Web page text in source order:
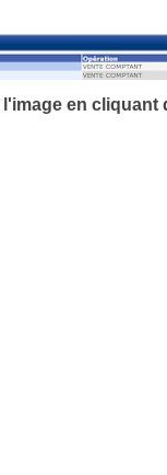
l'image en cliquant